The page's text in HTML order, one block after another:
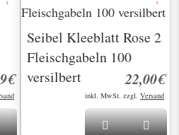
Seibel Kleeblatt Rose 2
Fleischgabeln 100
versilbert
22,00€
inkl. MwSt. zzgl. Versand